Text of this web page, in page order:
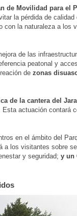
de Movilidad para el
la pérdida de calidad
con la naturaleza a los
de las
peatonal y
de zonas
de la cantera del
actuación contará
en el ámbito del
a los visitantes sobre
y seguridad; y un